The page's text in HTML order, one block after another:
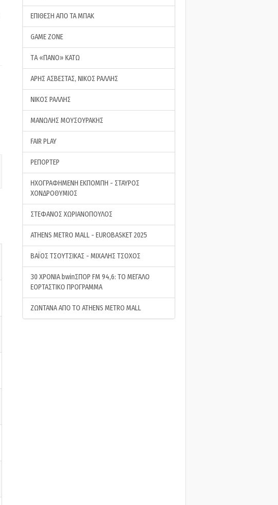
ΕΠΙΘΕΣΗ ΑΠΟ ΤΑ ΜΠΑΚ
GAME ZONE
ΤA «ΠΑΝΟ» ΚΑΤΩ
ΑΡΗΣ ΑΣΒΕΣΤΑΣ, ΝΙΚΟΣ ΡΑΛΛΗΣ
ΝΙΚΟΣ ΡΑΛΛΗΣ
ΜΑΝΩΛΗΣ ΜΟΥΣΟΥΡΑΚΗΣ
FAIR PLAY
ΡΕΠΟΡΤΕΡ
ΗΧΟΓΡΑΦΗΜΕΝΗ ΕΚΠΟΜΠΗ - ΣΤΑΥΡΟΣ
ΧΟΝΔΡΟΘΥΜΙΟΣ
ΣΤΕΦΑΝΟΣ ΧΩΡΙΑΝΟΠΟΥΛΟΣ
ATHENS METRO MALL - EUROBASKET 2025
ΒΑΪΟΣ ΤΣΟΥΤΣΙΚΑΣ - ΜΙΧΑΛΗΣ ΤΣΟΧΟΣ
30 ΧΡΟΝΙΑ bwinΣΠΟΡ FM 94,6: ΤΟ ΜΕΓΑΛΟ
ΕΟΡΤΑΣΤΙΚΟ ΠΡΟΓΡΑΜΜΑ
ΖΩΝΤΑΝΑ ΑΠΟ ΤΟ ATHENS METRO MALL